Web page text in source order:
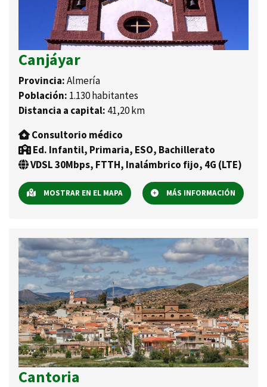
Canjáyar
Provincia:Almería
Población: 1.130 habitantes
Distancia a capital: 41,20 km
Consultorio médico
Ed. Infantil, Primaria, ESO, Bachillerato
VDSL 30Mbps, FTTH, Inalámbrico fijo, 4G (LTE)
MOSTRAR EN EL MAPA MÁS INFORMACIÓN
Cantoria